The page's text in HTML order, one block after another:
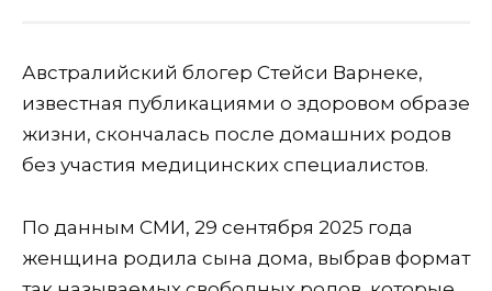
Австралийский блогер Стейси Варнеке,
известная публикациями о здоровом образе
жизни, скончалась после домашних родов
без участия медицинских специалистов.
По данным СМИ, 29 сентября 2025 года
женщина родила сына дома, выбрав формат